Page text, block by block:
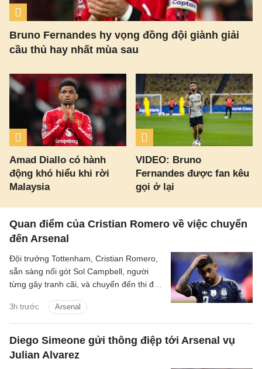
Bruno Fernandes hy vọng đồng đội giành giải
cầu thủ hay nhất mùa sau
Amad Diallo có hành
động khó hiểu khi rời
Malaysia
VIDEO: Bruno
Fernandes được fan kêu
gọi ở lại
Quan điểm của Cristian Romero về việc chuyển
đến Arsenal
3h trước Arsenal
Đội trưởng Tottenham, Cristian Romero,
sẵn sàng nối gót Sol Campbell, người
từng gây tranh cãi, và chuyển đến thi đấu
Diego Simeone gửi thông điệp tới Arsenal vụ
Julian Alvarez